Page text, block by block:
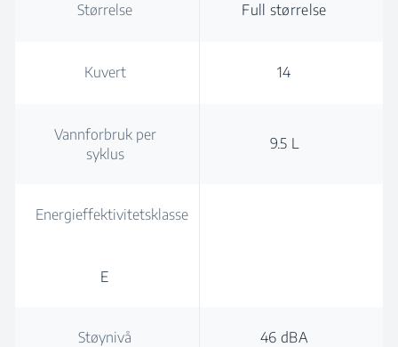
Størrelse Full størrelse
Kuvert 14
Vannforbruk per
syklus
9.5 L
Energieffektivitetsklasse
E
Støynivå 46 dBA